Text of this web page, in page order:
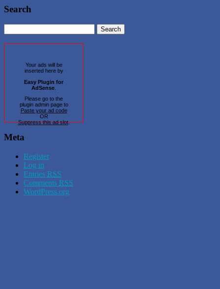
Search
Your ads will be
inserted here by
Easy Plugin for
AdSense
Please go to the
plugin admin page to
Paste your ad code
OR
Suppress this ad slot.
Meta
Register
Log in
Entries RSS
Comments RSS
WordPress.org